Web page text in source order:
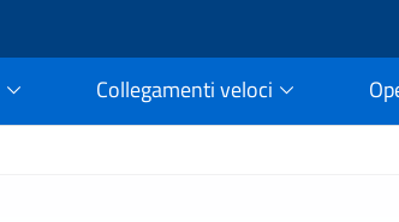
Collegamenti veloci